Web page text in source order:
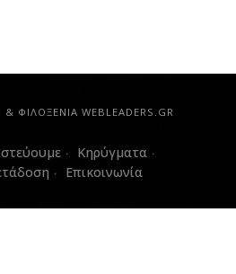
Κηρύγματα
Επικοινωνία
ΦΙΛΟΞΕΝΙΑ WEBLEADERS.GR